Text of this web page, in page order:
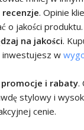
. Opinie
o jakości produktu.
na jakości.
inwestujesz w
promocje i rabaty.
stylowy i
cenie.